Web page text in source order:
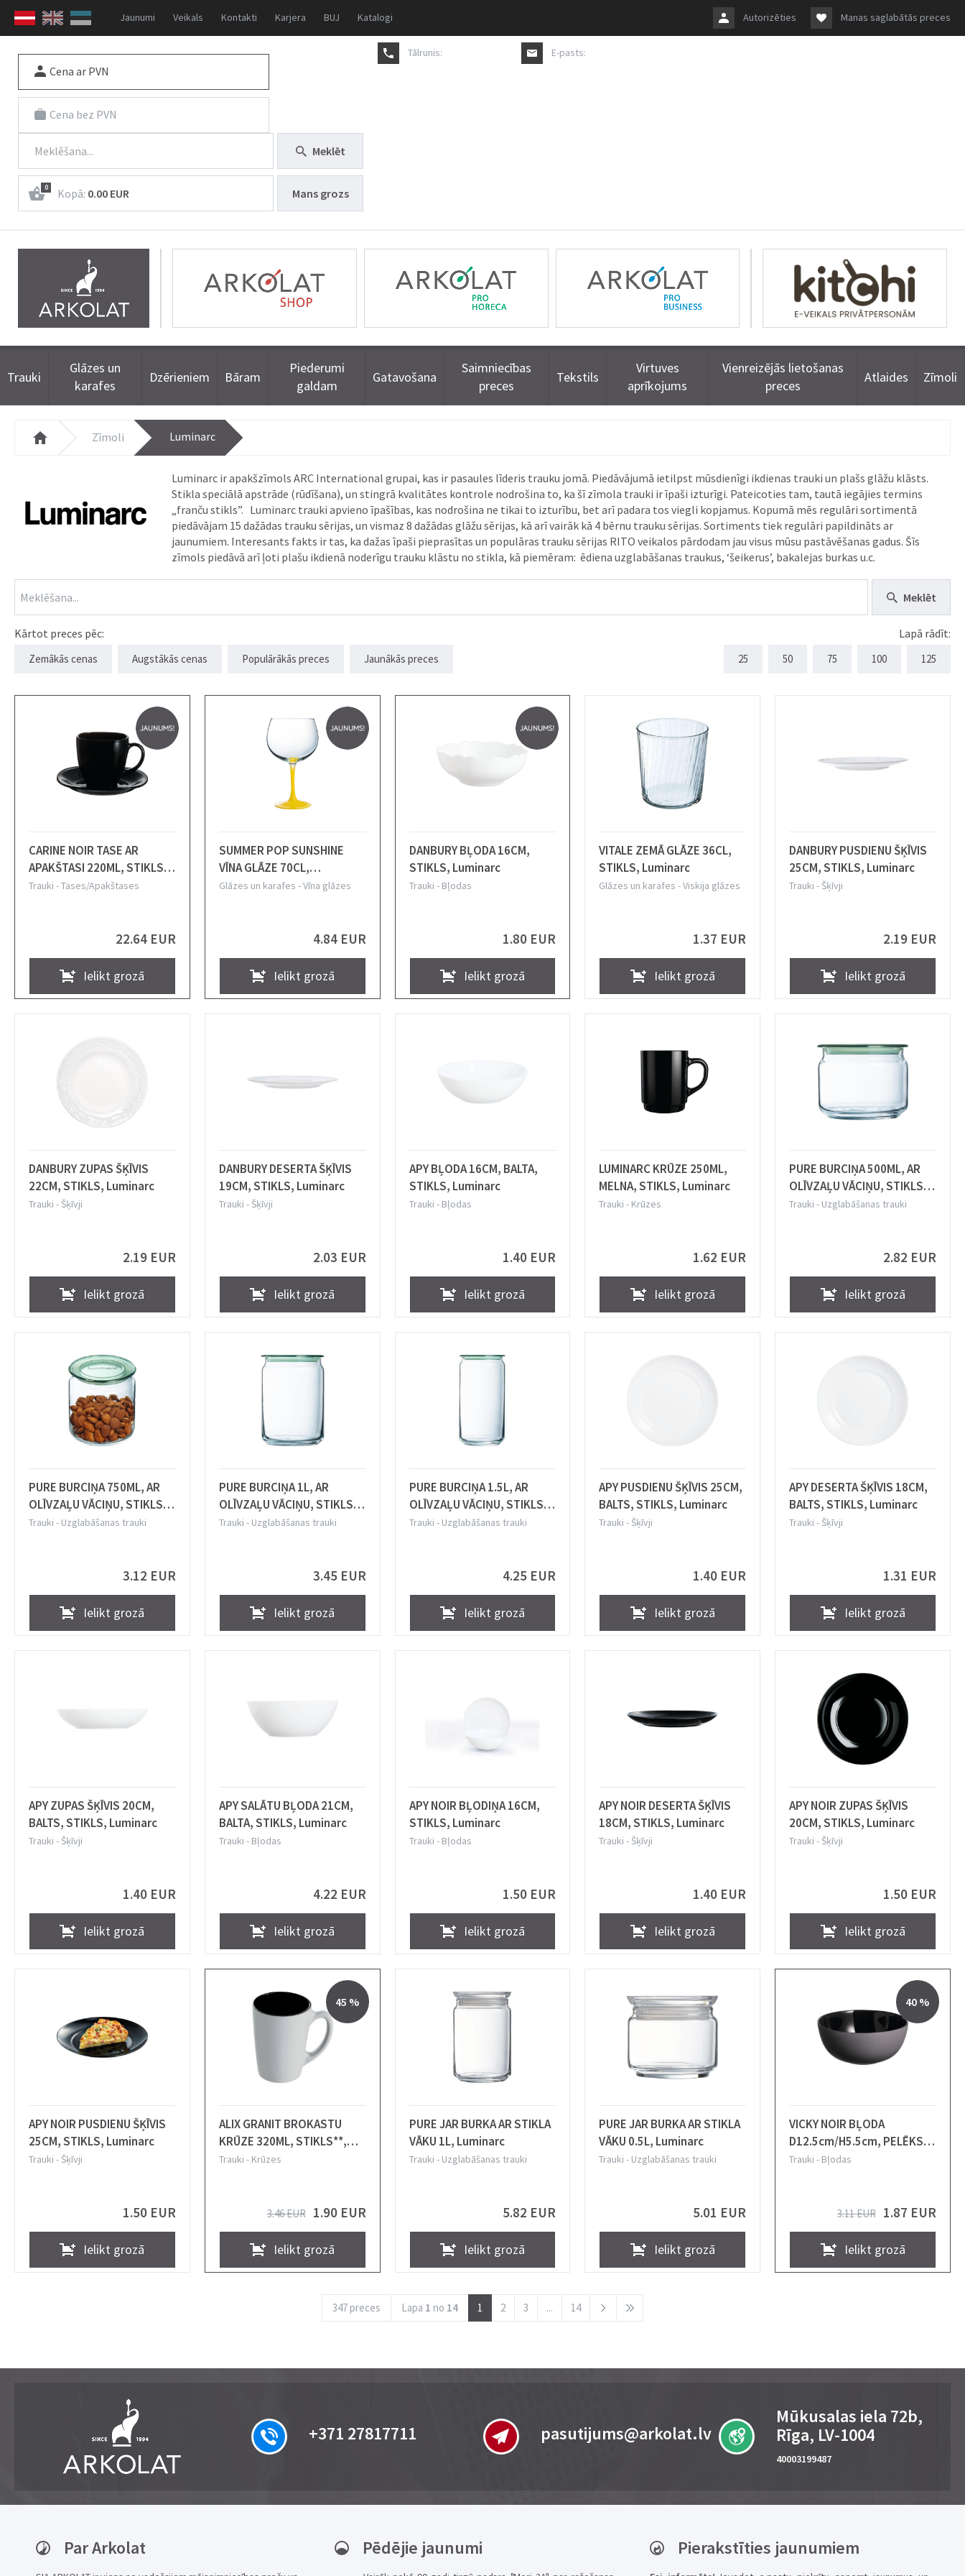
Jaunumi Veikals Kontakti Karjera BUJ Katalogi Autorizēties Manas saglabātās preces
Tālrunis: E-pasts:
Cena ar PVN
Cena bez PVN
Meklēt
0 Kopā: 0.00 EUR Mans grozs
Trauki
Glāzes un
karafes
Dzērieniem Bāram
Piederumi
galdam
Gatavošana
Saimniecības
preces
Tekstils
Virtuves
aprīkojums
Vienreizējās lietošanas
preces
Atlaides Zīmoli
Zīmoli Luminarc
Luminarc ir apakšzīmols ARC International grupai, kas ir pasaules līderis trauku jomā. Piedāvājumā ietilpst mūsdienīgi ikdienas trauki un plašs glāžu klāsts.
Stikla speciālā apstrāde (rūdīšana), un stingrā kvalitātes kontrole nodrošina to, ka šī zīmola trauki ir īpaši izturīgi. Pateicoties tam, tautā iegājies termins
„franču stikls”. Luminarc trauki apvieno īpašības, kas nodrošina ne tikai to izturību, bet arī padara tos viegli kopjamus. Kopumā mēs regulāri sortimentā
piedāvājam 15 dažādas trauku sērijas, un vismaz 8 dažādas glāžu sērijas, kā arī vairāk kā 4 bērnu trauku sērijas. Sortiments tiek regulāri papildināts ar
jaunumiem. Interesants fakts ir tas, ka dažas īpaši pieprasītas un populāras trauku sērijas RITO veikalos pārdodam jau visus mūsu pastāvēšanas gadus. Šīs
zīmols piedāvā arī ļoti plašu ikdienā noderīgu trauku klāstu no stikla, kā piemēram: ēdiena uzglabāšanas traukus, ‘šeikerus’, bakalejas burkas u.c.
Meklēt
Kārtot preces pēc:
Zemākās cenas Augstākās cenas Populārākās preces Jaunākās preces
Lapā rādīt:
25 50 75 100 125
CARINE NOIR TASE AR
APAKŠTASI 220ML, STIKLS
K6, Luminarc
Trauki -Tases/Apakštases
22.64 EUR
Ielikt grozā
SUMMER POP SUNSHINE
VĪNA GLĀZE 70CL,
KRISTALĪNS, Luminarc
Glāzes un karafes -Vīna glāzes
4.84 EUR
Ielikt grozā
DANBURY BĻODA 16CM,
STIKLS, Luminarc
Trauki - Bļodas
1.80 EUR
Ielikt grozā
VITALE ZEMĀ GLĀZE 36CL,
STIKLS, Luminarc
Glāzes un karafes -Viskija glāzes
1.37 EUR
Ielikt grozā
DANBURY PUSDIENU ŠĶĪVIS
25CM, STIKLS, Luminarc
Trauki - Šķīvji
2.19 EUR
Ielikt grozā
DANBURY ZUPAS ŠĶĪVIS
22CM, STIKLS, Luminarc
Trauki - Šķīvji
2.19 EUR
Ielikt grozā
DANBURY DESERTA ŠĶĪVIS
19CM, STIKLS, Luminarc
Trauki - Šķīvji
2.03 EUR
Ielikt grozā
APY BĻODA 16CM, BALTA,
STIKLS, Luminarc
Trauki - Bļodas
1.40 EUR
Ielikt grozā
LUMINARC KRŪZE 250ML,
MELNA, STIKLS, Luminarc
Trauki - Krūzes
1.62 EUR
Ielikt grozā
PURE BURCIŅA 500ML, AR
OLĪVZAĻU VĀCIŅU, STIKLS,
Luminarc
Trauki - Uzglabāšanas trauki
2.82 EUR
Ielikt grozā
PURE BURCIŅA 750ML, AR
OLĪVZAĻU VĀCIŅU, STIKLS,
Luminarc
Trauki - Uzglabāšanas trauki
3.12 EUR
Ielikt grozā
PURE BURCIŅA 1L, AR
OLĪVZAĻU VĀCIŅU, STIKLS,
Luminarc
Trauki - Uzglabāšanas trauki
3.45 EUR
Ielikt grozā
PURE BURCIŅA 1.5L, AR
OLĪVZAĻU VĀCIŅU, STIKLS,
Luminarc
Trauki - Uzglabāšanas trauki
4.25 EUR
Ielikt grozā
APY PUSDIENU ŠĶĪVIS 25CM,
BALTS, STIKLS, Luminarc
Trauki - Šķīvji
1.40 EUR
Ielikt grozā
APY DESERTA ŠĶĪVIS 18CM,
BALTS, STIKLS, Luminarc
Trauki - Šķīvji
1.31 EUR
Ielikt grozā
APY ZUPAS ŠĶĪVIS 20CM,
BALTS, STIKLS, Luminarc
Trauki - Šķīvji
1.40 EUR
Ielikt grozā
APY SALĀTU BĻODA 21CM,
BALTA, STIKLS, Luminarc
Trauki - Bļodas
4.22 EUR
Ielikt grozā
APY NOIR BĻODIŅA 16CM,
STIKLS, Luminarc
Trauki - Bļodas
1.50 EUR
Ielikt grozā
APY NOIR DESERTA ŠĶĪVIS
18CM, STIKLS, Luminarc
Trauki - Šķīvji
1.40 EUR
Ielikt grozā
APY NOIR ZUPAS ŠĶĪVIS
20CM, STIKLS, Luminarc
Trauki - Šķīvji
1.50 EUR
Ielikt grozā
APY NOIR PUSDIENU ŠĶĪVIS
25CM, STIKLS, Luminarc
Trauki - Šķīvji
1.50 EUR
Ielikt grozā
45 %
ALIX GRANIT BROKASTU
KRŪZE 320ML, STIKLS**,
Luminarc
Trauki - Krūzes
1.90 EUR
3.46 EUR
Ielikt grozā
PURE JAR BURKA AR STIKLA
VĀKU 1L, Luminarc
Trauki - Uzglabāšanas trauki
5.82 EUR
Ielikt grozā
PURE JAR BURKA AR STIKLA
VĀKU 0.5L, Luminarc
Trauki - Uzglabāšanas trauki
5.01 EUR
Ielikt grozā
40 %
VICKY NOIR BĻODA
D12.5cm/H5.5cm, PELĒKS,
STIKLS, Luminarc
Trauki - Bļodas
1.87 EUR
3.11 EUR
Ielikt grozā
347 preces Lapa 1 no 14 1 2 3 ... 14
+371 27817711 pasutijums@arkolat.lv
Mūkusalas iela 72b,
Rīga, LV-1004
40003199487
Par Arkolat Pēdējie jaunumi Pierakstīties jaunumiem